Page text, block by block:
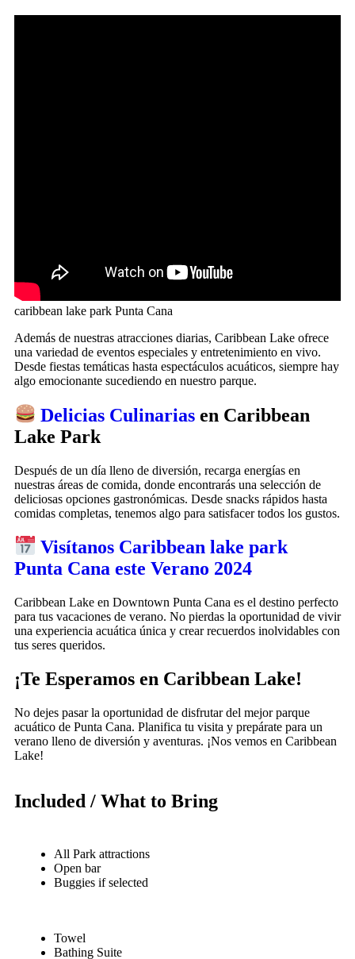
caribbean lake park Punta Cana
Además de nuestras atracciones diarias, Caribbean Lake ofrece
una variedad de eventos especiales y entretenimiento en vivo.
Desde fiestas temáticas hasta espectáculos acuáticos, siempre hay
algo emocionante sucediendo en nuestro parque.
Delicias Culinarias en Caribbean
Lake Park
Después de un día lleno de diversión, recarga energías en
nuestras áreas de comida, donde encontrarás una selección de
deliciosas opciones gastronómicas. Desde snacks rápidos hasta
comidas completas, tenemos algo para satisfacer todos los gustos.
Visítanos Caribbean lake park
Punta Cana este Verano 2024
Caribbean Lake en Downtown Punta Cana es el destino perfecto
para tus vacaciones de verano. No pierdas la oportunidad de vivir
una experiencia acuática única y crear recuerdos inolvidables con
tus seres queridos.
¡Te Esperamos en Caribbean Lake!
No dejes pasar la oportunidad de disfrutar del mejor parque
acuático de Punta Cana. Planifica tu visita y prepárate para un
verano lleno de diversión y aventuras. ¡Nos vemos en Caribbean
Lake!
Included / What to Bring
All Park attractions
Open bar
Buggies if selected
Towel
Bathing Suite